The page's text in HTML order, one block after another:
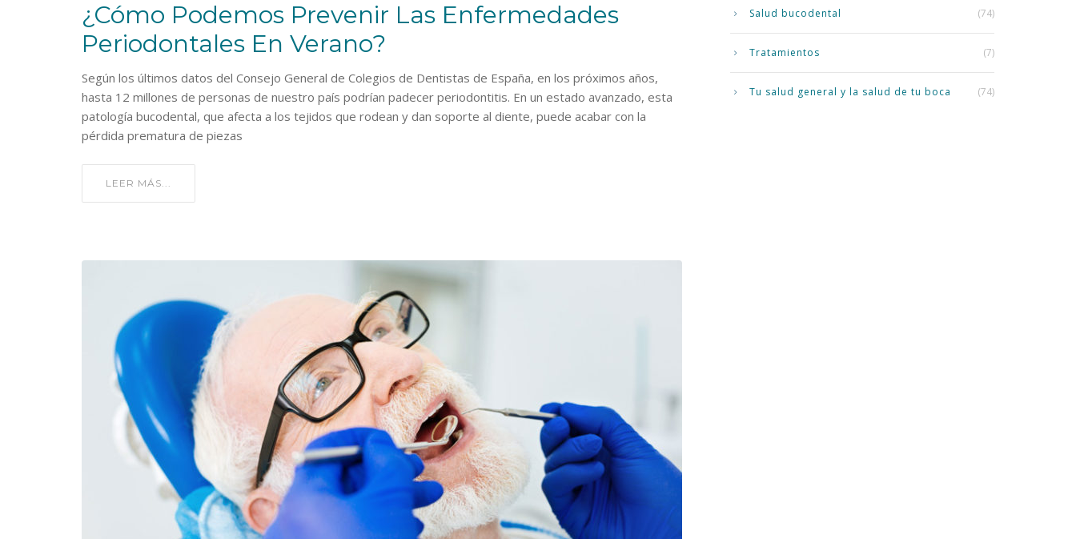
¿Cómo Podemos Prevenir Las Enfermedades
Periodontales En Verano?
Según los últimos datos del Consejo General de Colegios de Dentistas de España, en los próximos años,
hasta 12 millones de personas de nuestro país podrían padecer periodontitis. En un estado avanzado, esta
patología bucodental, que afecta a los tejidos que rodean y dan soporte al diente, puede acabar con la
pérdida prematura de piezas
LEER MÁS...
Salud bucodental (74)
Tratamientos (7)
Tu salud general y la salud de tu boca (74)